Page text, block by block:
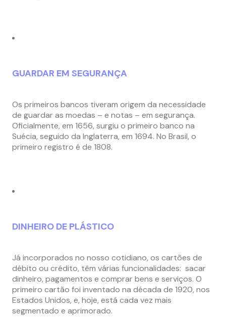
GUARDAR EM SEGURANÇA
Os primeiros bancos tiveram origem da necessidade
de guardar as moedas – e notas – em segurança.
Oficialmente, em 1656, surgiu o primeiro banco na
Suécia, seguido da Inglaterra, em 1694. No Brasil, o
primeiro registro é de 1808.
DINHEIRO DE PLÁSTICO
Já incorporados no nosso cotidiano, os cartões de
débito ou crédito, têm várias funcionalidades: sacar
dinheiro, pagamentos e comprar bens e serviços. O
primeiro cartão foi inventado na década de 1920, nos
Estados Unidos, e, hoje, está cada vez mais
segmentado e aprimorado.